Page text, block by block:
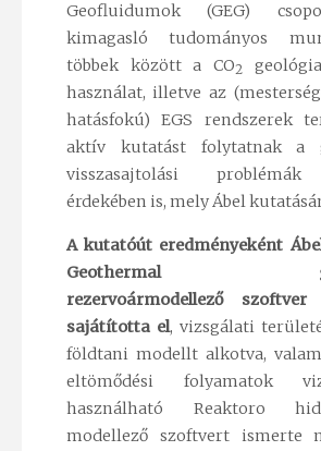
Geofluidumok (GEG)
kimagasló tudományos
többek között a CO2
használat, illetve az
hatásfokú) EGS rendszerek
aktív kutatást folytatnak a
visszasajtolási problémák
érdekében is, mely Ábel
A kutatóút eredményeként
Geothermal
rezervoármodellező szoftver
sajátította el, vizsgálati
földtani modellt alkotva,
eltömődési folyamatok
használható Reaktoro
modellező szoftvert ismerte